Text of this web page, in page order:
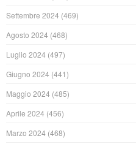
Settembre 2024 (469)
Agosto 2024 (468)
Luglio 2024 (497)
Giugno 2024 (441)
Maggio 2024 (485)
Aprile 2024 (456)
Marzo 2024 (468)